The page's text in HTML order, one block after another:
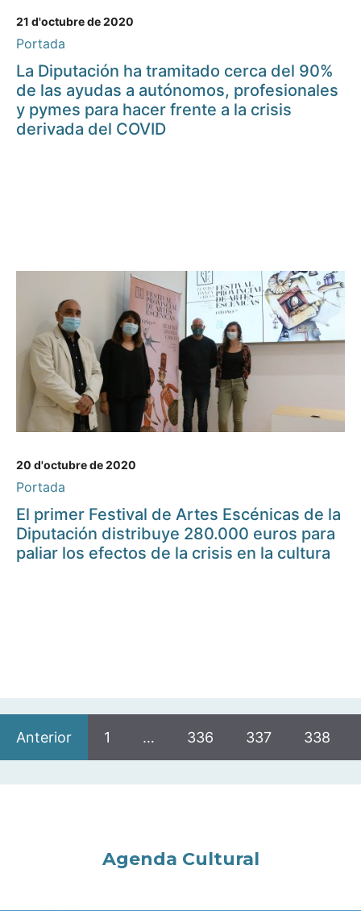
21 d'octubre de 2020
Portada
La Diputación ha tramitado cerca del 90%
de las ayudas a autónomos, profesionales
y pymes para hacer frente a la crisis
derivada del COVID
20 d'octubre de 2020
Portada
El primer Festival de Artes Escénicas de la
Diputación distribuye 280.000 euros para
paliar los efectos de la crisis en la cultura
Anterior 1 … 336 337 338
Agenda Cultural